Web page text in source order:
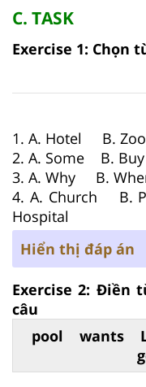
C. TASK
Exercise 1: Chọn
1. A. Hotel B.
2. A. Some B.
3. A. Why B.
4. A. Church B.
Hospital
Hiển thị đáp án
Exercise 2: Điền
câu
pool wants